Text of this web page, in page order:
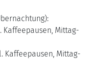
Kaffeepausen, Mittag-
Kaffeepausen, Mittag-